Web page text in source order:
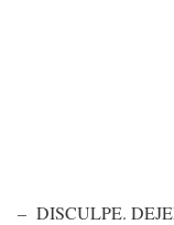
– DISCULPE.